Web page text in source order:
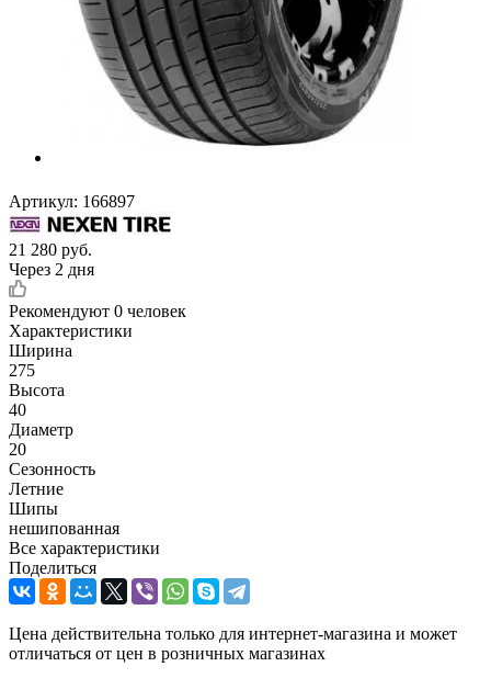
Артикул: 166897
21 280 руб.
Через 2 дня
Рекомендуют 0 человек
Характеристики
Ширина
275
Высота
40
Диаметр
20
Сезонность
Летние
Шипы
нешипованная
Все характеристики
Поделиться
Цена действительна только для интернет-магазина и может
отличаться от цен в розничных магазинах